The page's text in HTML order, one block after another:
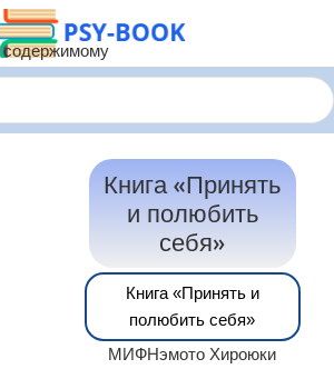
содержимому
Книги
Книга «Принять
и полюбить
себя»
Книга «Принять и
полюбить себя»
МИФНэмото Хироюки